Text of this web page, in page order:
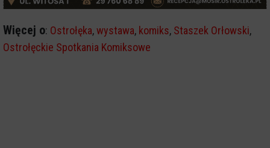
Więcej o: Ostrołęka,wystawa, komiks, Staszek Orłowski,
Ostrołęckie Spotkania Komiksowe